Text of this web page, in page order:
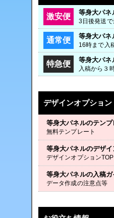
激安便 等身大パネ
3日後発送
通常便 等身大パネ
16時まで入
特急便 等身大パネ
入稿から３
デザインオプション
等身大パネルのテンプ
無料テンプレート
等身大パネルのデザイ
デザインオプションTOP
等身大パネルの入稿ガ
データ作成の注意点等